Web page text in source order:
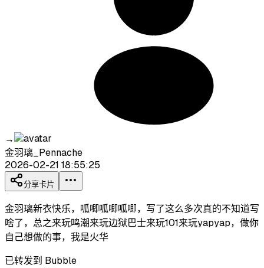
→
金羽璃_Pennache
2026-02-21 18:55:25
分享卡片
金羽璃新衣快乐，呱唧呱唧呱唧，写了这么多次真的不知道写
啥了，总之来玩鸣潮来玩边狱巴士来玩101来玩yapyap，做你
自己想做的事，我是火华
已转发到 Bubble